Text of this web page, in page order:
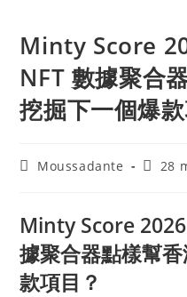
Minty Score
NFT 數據聚合
挖掘下一個爆
Moussadante 28
Minty Score
據聚合器點樣幫
款項目？